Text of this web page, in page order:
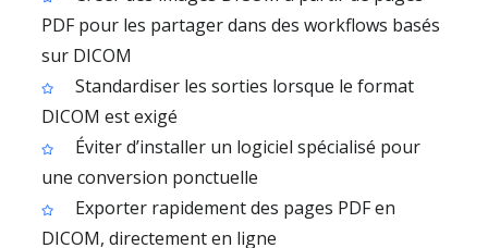
PDF pour les partager dans des workflows basés
sur DICOM
Standardiser les sorties lorsque le format
DICOM est exigé
Éviter d’installer un logiciel spécialisé pour
une conversion ponctuelle
Exporter rapidement des pages PDF en
DICOM, directement en ligne